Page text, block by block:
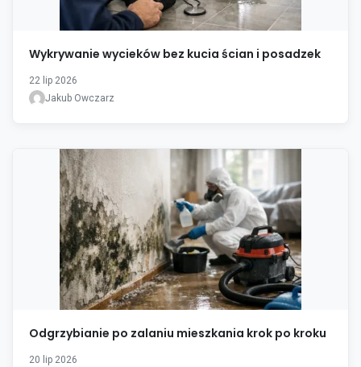
Wykrywanie wycieków bez kucia ścian i posadzek
22 lip 2026
Jakub Owczarz
Odgrzybianie po zalaniu mieszkania krok po kroku
20 lip 2026